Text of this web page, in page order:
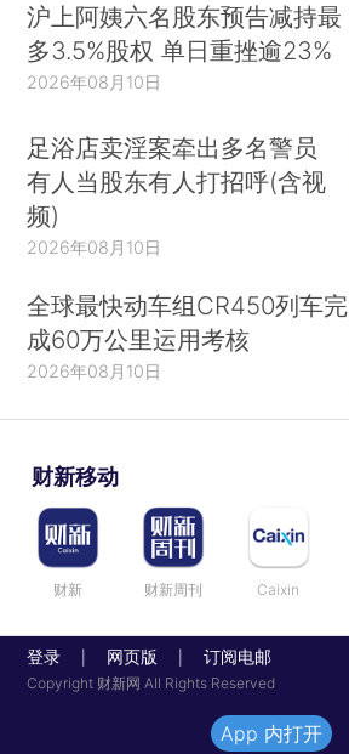
沪上阿姨六名股东预告减持最
多3.5%股权 单日重挫逾23%
2026年08月10日
足浴店卖淫案牵出多名警员
有人当股东有人打招呼(含视
频)
2026年08月10日
全球最快动车组CR450列车完
成60万公里运用考核
2026年08月10日
财新移动
财新 财新周刊 Caixin
登录 网页版 订阅电邮
Copyright 财新网 All Rights Reserved
App 内打开